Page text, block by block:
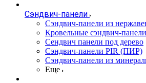
Сэндвич-панели
Cэндвич-панели из
Кровельные сэндвич-панели
Сендвич панели под дерево
Сэндвич-панели PIR (ПИР)
Сэндвич-панели из
Еще